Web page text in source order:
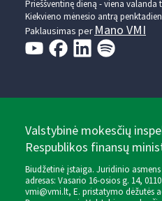
Prieššventinę dieną - viena valanda
Kiekvieno mėnesio antrą
Paklausimas perMano VMI
Valstybinė mokesčių
Respublikos finansų
Biudžetinė įstaiga. Juridinio
adresas: Vasario 16-osios g. 14,
vmi@vmi.lt, E. pristatymo dėžutės